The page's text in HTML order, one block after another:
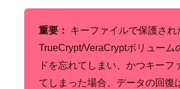
重要：
キーファイルで保護され
TrueCrypt/VeraCryptボリューム
ドを忘れてしまい、かつキーフ
てしまった場合、データの回復